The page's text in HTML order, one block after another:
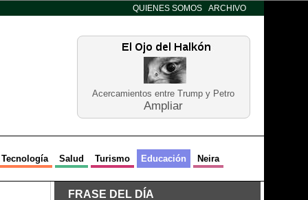
QUIENES SOMOS ARCHIVO
Acercamientos entre Trump y Petro
Ampliar
Tecnología Salud Turismo Educación Neira
FRASE DEL DÍA